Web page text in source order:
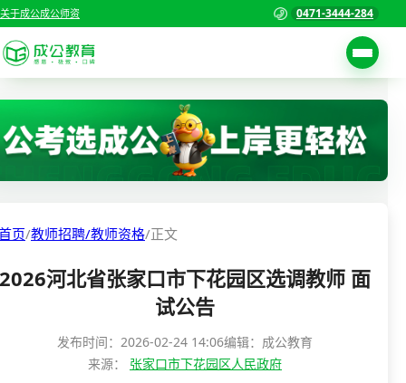
关于成公成公师资 0471-3444-284
考试公告
职位表
准考证打印
成绩查询
首页
国家公务员考试
三支一扶考试
警察/辅警考试
页/教师招聘/教师资格/正文
2026河北省张家口市下花园区选调教师 面
试公告
发布时间： 2026-02-24 14:06编辑：成公教育
来源： 张家口市下花园区人民政府